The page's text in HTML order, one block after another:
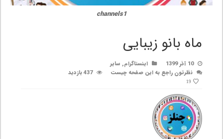
channels1
ماه بانو زیبایی
10 آذر 1399 اینستاگرام, سایر
نظرتون راجع به این صفحه چیست
437 بازدید
19